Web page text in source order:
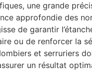
une grande
approfondie des
de garantir
ou de renforcer la
et serruriers
un résultat